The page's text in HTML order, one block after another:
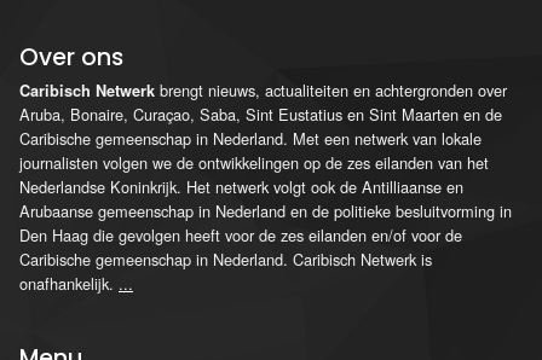
Over ons
Caribisch Netwerk brengt nieuws, actualiteiten en achtergronden over
Aruba, Bonaire, Curaçao, Saba, Sint Eustatius en Sint Maarten en de
Caribische gemeenschap in Nederland. Met een netwerk van lokale
journalisten volgen we de ontwikkelingen op de zes eilanden van het
Nederlandse Koninkrijk. Het netwerk volgt ook de Antilliaanse en
Arubaanse gemeenschap in Nederland en de politieke besluitvorming in
Den Haag die gevolgen heeft voor de zes eilanden en/of voor de
Caribische gemeenschap in Nederland. Caribisch Netwerk is
onafhankelijk. ...